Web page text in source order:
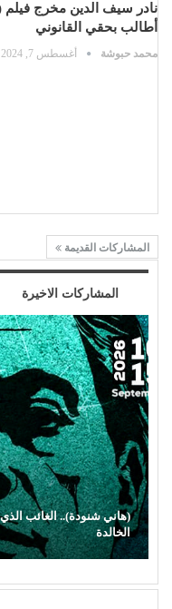
نادر سيف الدين مخرج فيلم
أطالب بحقي القانوني
محمد حبوشة أغسطس 7, 2024
المشاركات القديمة
المشاركات الاخيرة
(هاني شنودة).. الغائب الذي
الخالدة